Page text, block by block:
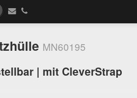
MN60195
| mit CleverStrap